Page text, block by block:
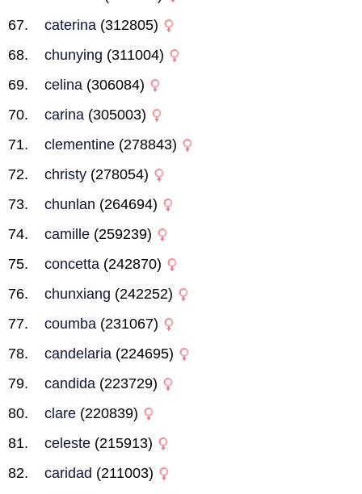
caterina (312805)
chunying (311004)
celina (306084)
carina (305003)
clementine (278843)
christy (278054)
chunlan (264694)
camille (259239)
concetta (242870)
chunxiang (242252)
coumba (231067)
candelaria (224695)
candida (223729)
clare (220839)
celeste (215913)
caridad (211003)